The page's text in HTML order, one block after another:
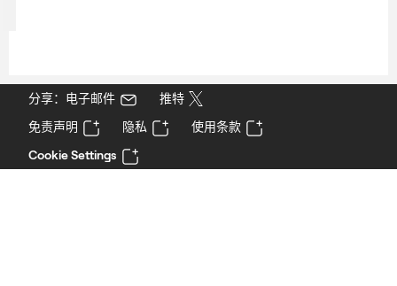
分享：电子邮件
推特
免责声明
隐私
使用条款
Cookie Settings